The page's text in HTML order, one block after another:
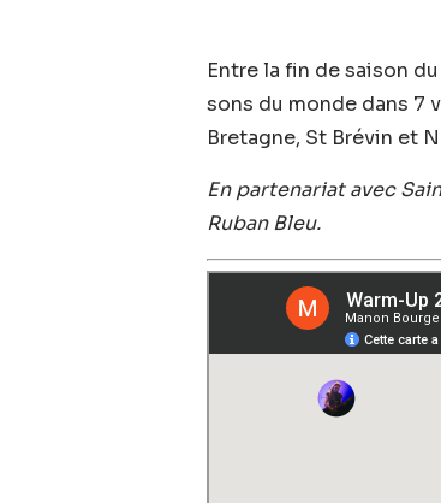
Entre la fin de saison
sons du monde dans 7
Bretagne, St Brévin et
En partenariat avec
Ruban Bleu.